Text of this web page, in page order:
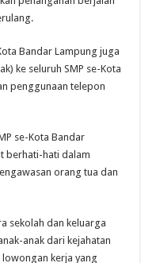
Bandar Lampung juga
ke seluruh SMP se-Kota
penggunaan telepon
se-Kota Bandar
berhati-hati dalam
orang tua dan
sekolah dan keluarga
anak dari kejahatan
kerja yang